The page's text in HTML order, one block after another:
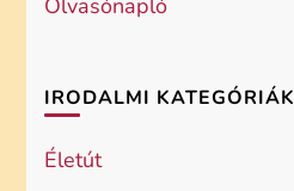
IRODALMI KATEGÓRIÁK
Életút